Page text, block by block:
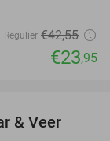
Regulier €42,55
€23,95
& Veer